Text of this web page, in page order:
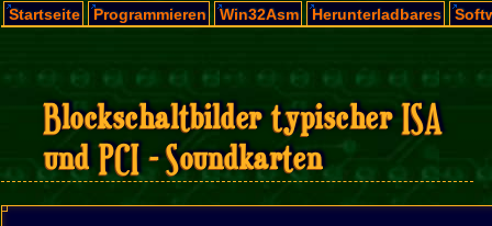
Startseite Programmieren Win32Asm Herunterladbares
Blockschaltbilder typischer ISA
und PCI - Soundkarten